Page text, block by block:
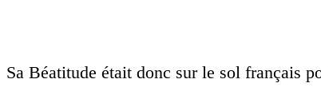
Sa Béatitude était donc sur le sol français